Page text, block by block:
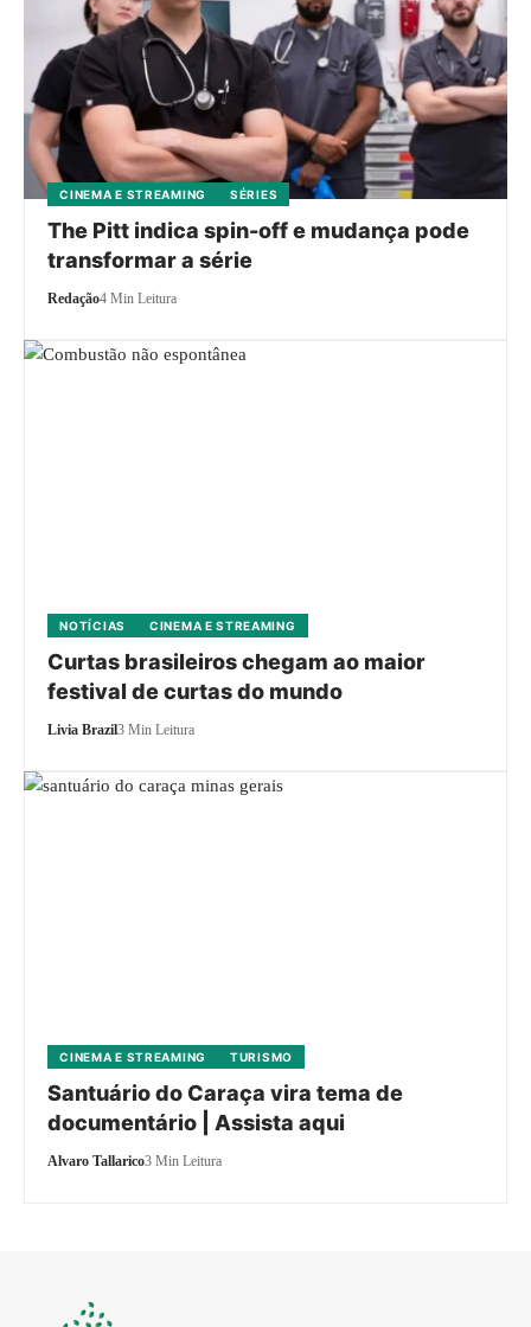
CINEMA E STREAMING SÉRIES
The Pitt indica spin-off e mudança pode
transformar a série
Redação4 Min Leitura
NOTÍCIAS CINEMA E STREAMING
Curtas brasileiros chegam ao maior
festival de curtas do mundo
Livia Brazil3 Min Leitura
CINEMA E STREAMING TURISMO
Santuário do Caraça vira tema de
documentário | Assista aqui
Alvaro Tallarico3 Min Leitura